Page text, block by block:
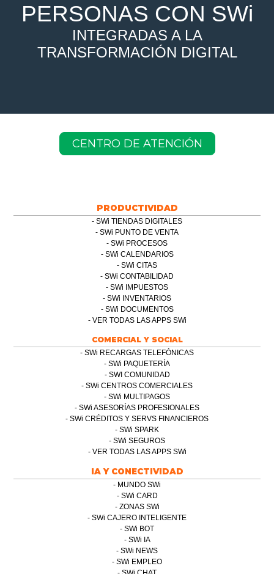
PERSONAS CON SWi
INTEGRADAS A LA
TRANSFORMACIÓN DIGITAL
CENTRO DE ATENCIÓN
PRODUCTIVIDAD
SWi TIENDAS DIGITALES
SWi PUNTO DE VENTA
SWi PROCESOS
SWi CALENDARIOS
SWi CITAS
SWi CONTABILIDAD
SWi IMPUESTOS
SWi INVENTARIOS
SWi DOCUMENTOS
VER TODAS LAS APPS SWi
COMERCIAL Y SOCIAL
SWi RECARGAS TELEFÓNICAS
SWi PAQUETERÍA
SWI COMUNIDAD
SWi CENTROS COMERCIALES
SWi MULTIPAGOS
SWi ASESORÍAS PROFESIONALES
SWi CRÉDITOS Y SERVS FINANCIEROS
SWi SPARK
SWi SEGUROS
VER TODAS LAS APPS SWi
IA Y CONECTIVIDAD
MUNDO SWi
SWi CARD
ZONAS SWi
SWi CAJERO INTELIGENTE
SWi BOT
SWi IA
SWi NEWS
SWi EMPLEO